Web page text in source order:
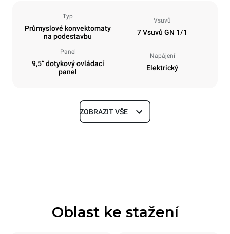
Typ
Průmyslové konvektomaty
na podestavbu
Vsuvů
7 Vsuvů GN 1/1
Panel
9,5“ dotykový ovládací
panel
Napájení
Elektrický
Rozměry
Specifikace plechů
ZOBRAZIT VŠE
Oblast ke stažení